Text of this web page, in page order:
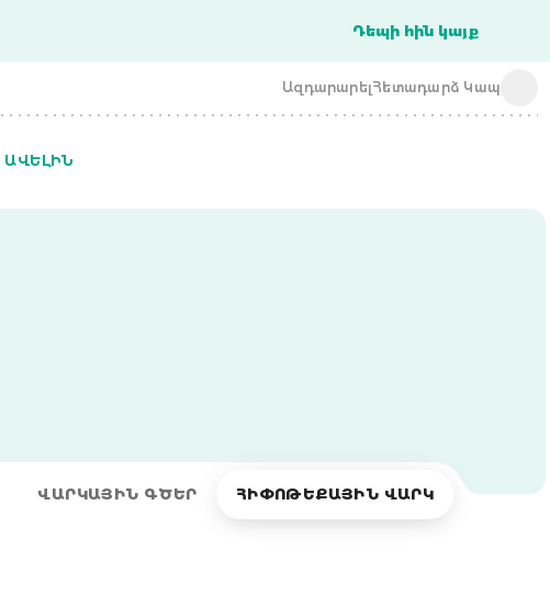
Դեպի հին կայք
ԱզդարարելՀետադարձ Կապ
ԱՎԵԼԻՆ
ՎԱՐԿԱՅԻՆ ԳԾԵՐ ՀԻՓՈԹԵՔԱՅԻՆ ՎԱՐԿ